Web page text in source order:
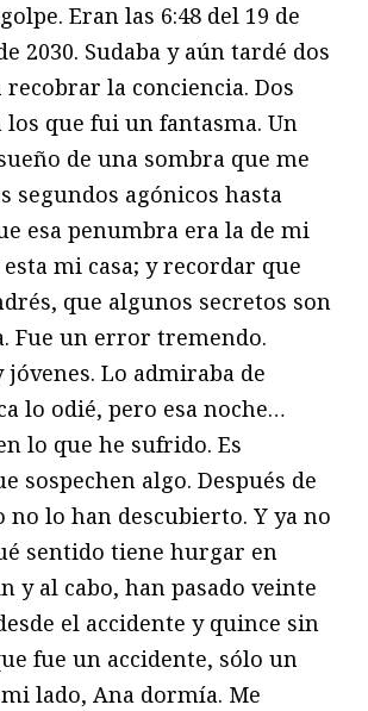
Eran las 6:48 del 19 de
2030. Sudaba y aún tardé dos
recobrar la conciencia. Dos
los que fui un fantasma. Un
de una sombra que me
segundos agónicos hasta
esa penumbra era la de mi
mi casa; y recordar que
que algunos secretos son
Fue un error tremendo.
Lo admiraba de
lo odié, pero esa noche…
lo que he sufrido. Es
sospechen algo. Después de
lo han descubierto. Y ya no
sentido tiene hurgar en
y al cabo, han pasado veinte
el accidente y quince sin
fue un accidente, sólo un
lado, Ana dormía. Me